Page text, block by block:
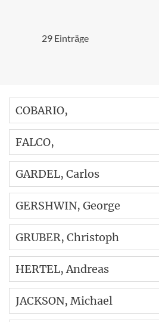
29 Einträge
COBARIO,
FALCO,
GARDEL, Carlos
GERSHWIN, George
GRUBER, Christoph
HERTEL, Andreas
JACKSON, Michael